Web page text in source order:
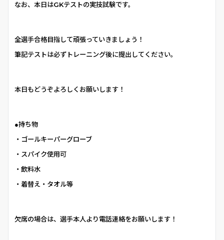
なお、本日はGKテストの実技試験です。
全選手合格目指して頑張っていきましょう！
筆記テストは必ずトレーニング後に提出してください。
本日もどうぞよろしくお願いします！
●持ち物
・ゴールキーパーグローブ
・スパイク使用可
・飲料水
・着替え・タオル等
欠席の場合は、選手本人より電話連絡をお願いします！